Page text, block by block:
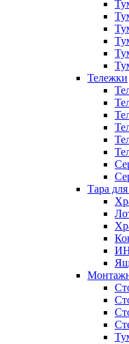
Тележки
Тара